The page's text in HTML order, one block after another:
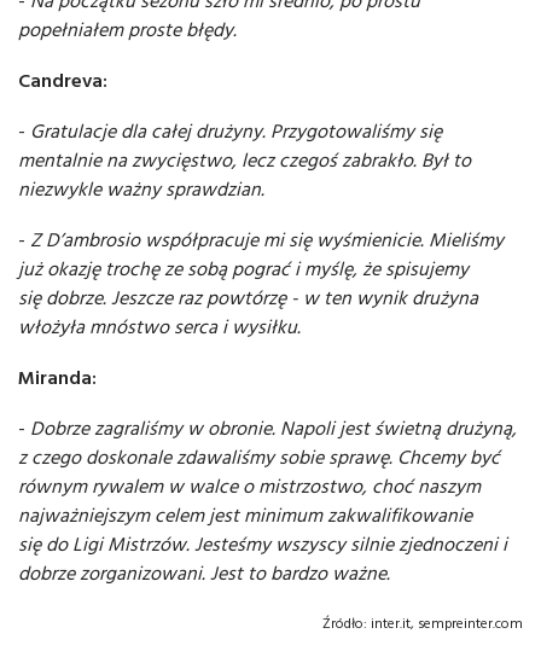
popełniałem proste błędy.
Candreva:
- Gratulacje dla całej drużyny. Przygotowaliśmy się
mentalnie na zwycięstwo, lecz czegoś zabrakło. Był to
niezwykle ważny sprawdzian.
- Z D’ambrosio współpracuje mi się wyśmienicie. Mieliśmy
już okazję trochę ze sobą pograć i myślę, że spisujemy
się dobrze. Jeszcze raz powtórzę - w ten wynik drużyna
włożyła mnóstwo serca i wysiłku.
Miranda:
- Dobrze zagraliśmy w obronie. Napoli jest świetną drużyną,
z czego doskonale zdawaliśmy sobie sprawę. Chcemy być
równym rywalem w walce o mistrzostwo, choć naszym
najważniejszym celem jest minimum zakwalifikowanie
się do Ligi Mistrzów. Jesteśmy wszyscy silnie zjednoczeni i
dobrze zorganizowani. Jest to bardzo ważne.
Źródło: inter.it, sempreinter.com